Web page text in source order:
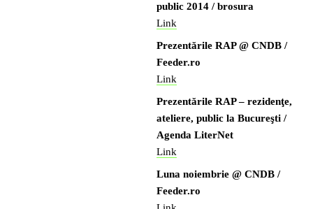
public 2014 / brosura
Link
Prezentările RAP @ CNDB /
Feeder.ro
Link
Prezentările RAP – rezidenţe,
ateliere, public la Bucureşti /
Agenda LiterNet
Link
Luna noiembrie @ CNDB /
Feeder.ro